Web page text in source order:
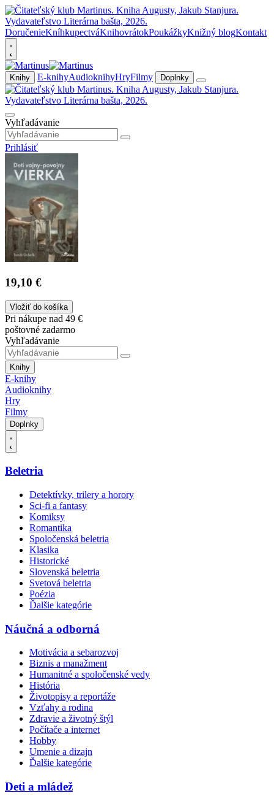
DoručenieKníhkupectváKnihovrátokPoukážkyKnižný blogKontakt
Knihy E-knihyAudioknihyHryFilmy Doplnky
Vyhľadávanie
Prihlásiť
19,10 €
Vložiť do košíka
Pri nákupe nad 49 €
poštovné zadarmo
Vyhľadávanie
Knihy
E-knihy
Audioknihy
Hry
Filmy
Doplnky
Beletria
Detektívky, trilery a horory
Sci-fi a fantasy
Komiksy
Romantika
Spoločenská beletria
Klasika
Historické
Slovenská beletria
Svetová beletria
Poézia
Ďalšie kategórie
Náučná a odborná
Motivácia a sebarozvoj
Biznis a manažment
Humanitné a spoločenské vedy
História
Životopisy a reportáže
Vzťahy a rodina
Zdravie a životný štýl
Počítače a internet
Hobby
Umenie a dizajn
Ďalšie kategórie
Deti a mládež